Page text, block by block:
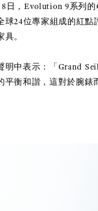
8日，Evolution 9系列
球24位專家組成的紅
。
明中表示：「Grand
平衡和諧，這對於腕錶